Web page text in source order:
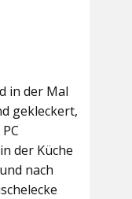
in der Mal
gekleckert,
der Küche
nach